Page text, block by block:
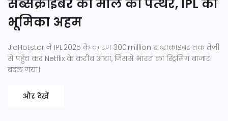
सब्सक्राइबर का मील का पत्थर, IPL की
भूमिका अहम
JioHotstar ने IPL 2025 के कारण 300 million सब्सक्राइबर तक तेज़ी
से पहुँच कर Netflix के करीब आया, जिससे भारत का स्ट्रिमिंग बाजार
बदल गया।
और देखें